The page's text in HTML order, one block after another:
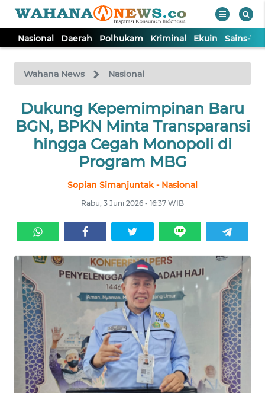
Nasional Daerah Polhukam Kriminal Ekuin Sains-
Wahana News Nasional
Dukung Kepemimpinan Baru
BGN, BPKN Minta Transparansi
hingga Cegah Monopoli di
Program MBG
Sopian Simanjuntak - Nasional
Rabu, 3 Juni 2026 - 16:37 WIB
TV
Tutup
NASIONAL
DAERAH
EKUIN
SAINS-TEKNO
KESEHATAN
INTERNASIONAL
SERBA-SERBI